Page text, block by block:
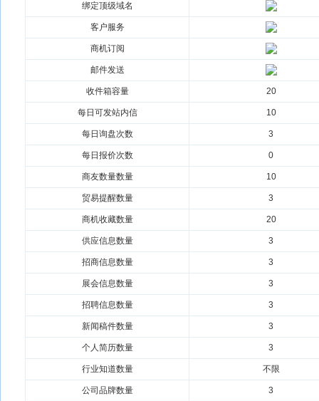
绑定顶级域名
客户服务
商机订阅
邮件发送
收件箱容量 20
每日可发站内信 10
每日询盘次数 3
每日报价次数 0
商友数量数量 10
贸易提醒数量 3
商机收藏数量 20
供应信息数量 3
招商信息数量 3
展会信息数量 3
招聘信息数量 3
新闻稿件数量 3
个人简历数量 3
行业知道数量 不限
公司品牌数量 3